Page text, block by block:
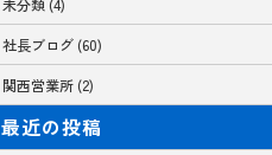
未分類 (4)
社長ブログ (60)
関西営業所 (2)
最近の投稿